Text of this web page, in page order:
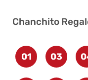
Chanchito
01 03